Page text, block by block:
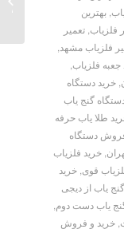
, بهترین
فلزیاب, تعمیر
فلزیاب مشهد,
جعبه فلزیاب,
, خرید دستگاه
گنج یاب
طلا یاب حرفه
دستگاه
, خرید فلزیاب
قوی, خرید
یاب از دیجی
یاب دست دوم,
, خرید و فروش